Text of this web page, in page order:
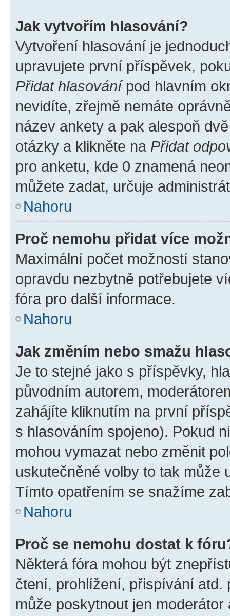
Jak vytvořím hlasování?
Vytvoření hlasování je
upravujete první příspěvek,
Přidat hlasovánípod hlavním
nevidíte, zřejmě nemáte
název ankety a pak alespoň
otázky a klikněte na Přidat
pro anketu, kde 0 znamená
můžete zadat, určuje
Nahoru
Proč nemohu přidat více
Maximální počet možností
opravdu nezbytně potřebujete
fóra pro další informace.
Nahoru
Jak změním nebo smažu
Je to stejné jako s příspěvky,
původním autorem,
zahájíte kliknutím na první
s hlasováním spojeno). Pokud
mohou vymazat nebo změnit
uskutečněné volby to tak může
Tímto opatřením se snažíme
Nahoru
Proč se nemohu dostat k
Některá fóra mohou být
čtení, prohlížení, přispívání atd.
může poskytnout jen